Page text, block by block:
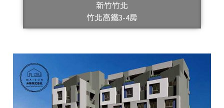
新竹竹北
竹北高鐵3-4房